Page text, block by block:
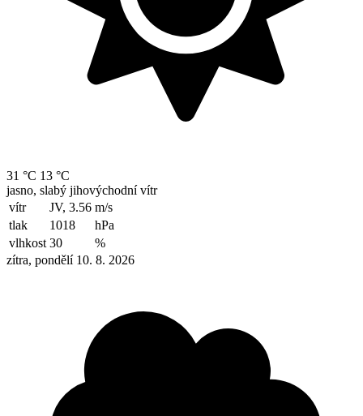
31 °C 13 °C
jasno, slabý jihovýchodní vítr
vítr
JV, 3.56 m/s
tlak
1018
hPa
vlhkost 30
%
zítra, pondělí 10. 8. 2026